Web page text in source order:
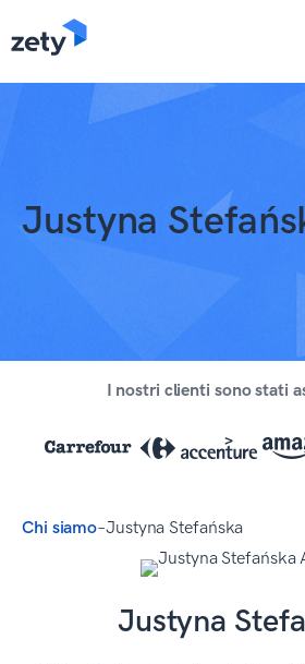
Justyna
I nostri clienti sono stati
Chi siamo–Justyna Stefańska
Justyna